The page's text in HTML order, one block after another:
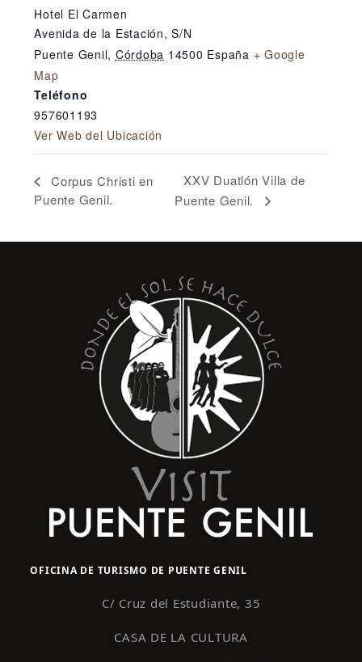
Hotel El Carmen
Avenida de la Estación, S/N
Puente Genil, Córdoba 14500 España + Google
Map
Teléfono
957601193
Ver Web del Ubicación
Corpus Christi en
Puente Genil.
XXV Duatlón Villa de
Puente Genil.
OFICINA DE TURISMO DE PUENTE GENIL
C/ Cruz del Estudiante, 35
CASA DE LA CULTURA